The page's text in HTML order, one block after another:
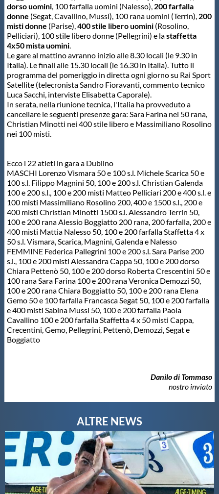
dorso uomini, 100 farfalla uomini (Nalesso), 200 farfalla
donne (Segat, Cavallino, Mussi), 100 rana uomini (Terrin), 200
misti donne (Parise),400 stile libero uomini(Rosolino,
Pelliciari), 100 stile libero donne (Pellegrini) e lastaffetta
4x50 mista uomini.
Le gare al mattino avranno inizio alle 8.30 locali (le 9.30 in
Italia). Le finali alle 15.30 locali (le 16.30 in Italia). Tutto il
programma del pomeriggio in diretta ogni giorno su Rai Sport
Satellite (telecronista Sandro Fioravanti, commento tecnico
Luca Sacchi, interviste Elisabetta Caporale).
In serata, nella riunione tecnica, l'Italia ha provveduto a
cancellare le seguenti presenze gara: Sara Farina nei 50 rana,
Christian Minotti nei 400 stile libero e Massimiliano Rosolino
nei 100 misti.
Ecco i 22 atleti in gara a Dublino
MASCHI Lorenzo Vismara 50 e 100 s.l. Michele Scarica 50 e
100 s.l. Filippo Magnini 50, 100 e 200 s.l. Christian Galenda
100 e 200 s.l., 100 e 200 misti Matteo Pelliciari 200 e 400 s.l. e
100 misti Massimiliano Rosolino 200, 400 e 1500 s.l., 200 e
400 misti Christian Minotti 1500 s.l. Alessandro Terrin 50,
100 e 200 rana Alessio Boggiatto 200 rana, 200 farfalla, 200 e
400 misti Mattia Nalesso 50, 100 e 200 farfalla Staffetta 4 x
50 s.l. Vismara, Scarica, Magnini, Galenda e Nalesso
FEMMINE Federica Pallegrini 100 e 200 s.l. Sara Parise 200
s.l., 100 e 200 misti Alessandra Cappa 50, 100 e 200 dorso
Chiara Pettenò 50, 100 e 200 dorso Roberta Crescentini 50 e
100 rana Sara Farina 100 e 200 rana Veronica Demozzi 50,
100 e 200 rana Chiara Boggiatto 50, 100 e 200 rana Elena
Gemo 50 e 100 farfalla Francasca Segat 50, 100 e 200 farfalla
e 400 misti Sabina Mussi 50, 100 e 200 farfalla Paola
Cavallino 100 e 200 farfalla Staffetta 4 x 50 misti Cappa,
Crecentini, Gemo, Pellegrini, Pettenò, Demozzi, Segat e
Boggiatto
Danilo di Tommaso
nostro inviato